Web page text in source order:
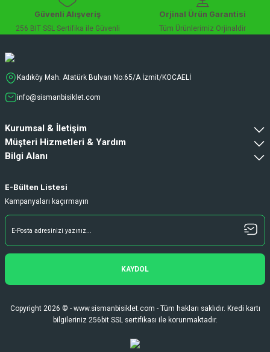
Güvenli Alışveriş
256 BIT SSL Sertifika ile Güvenli
Orjinal Ürün Garantisi
Tüm Ürünlerimiz Orjinaldir
Kadıköy Mah. Atatürk Bulvarı No:65/A İzmit/KOCAELİ
info@sismanbisiklet.com
Kurumsal & İletişim
Müşteri Hizmetleri & Yardım
Bilgi Alanı
E-Bülten Listesi
Kampanyaları kaçırmayın
KAYDOL
Copyright 2026 © - www.sismanbisiklet.com - Tüm hakları saklıdır. Kredi kartı
bilgileriniz 256bit SSL sertifikası ile korunmaktadır.